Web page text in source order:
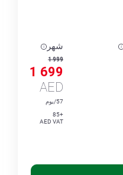
شهر
1 999
1 699
AED
57/يوم
+85
AED VAT